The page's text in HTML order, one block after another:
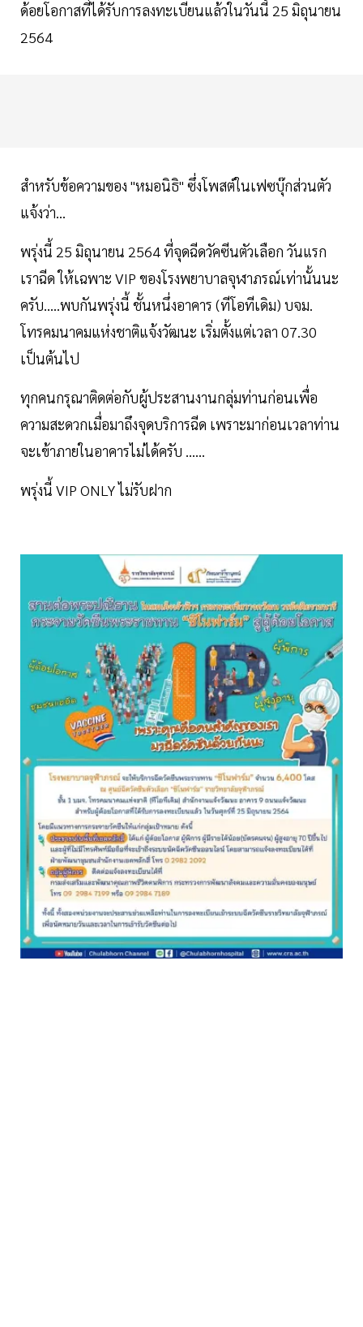
ด้อยโอกาสที่ได้รับการลงทะเบียนแล้วในวันนี้ 25 มิถุนายน
2564
สำหรับข้อความของ "หมอนิธิ" ซึ่งโพสต์ในเฟซบุ๊กส่วนตัว
แจ้งว่า...
พรุ่งนี้ 25 มิถุนายน 2564 ที่จุดฉีดวัคซีนตัวเลือก วันแรก
เราฉีด ให้เฉพาะ VIP ของโรงพยาบาลจุฬาภรณ์เท่านั้นนะ
ครับ…..พบกันพรุ่งนี้ ชั้นหนึ่งอาคาร (ทีโอทีเดิม) บจม.
โทรคมนาคมแห่งชาติแจ้งวัฒนะ เริ่มตั้งแต่เวลา 07.30
เป็นต้นไป
ทุกคนกรุณาติดต่อกับผู้ประสานงานกลุ่มท่านก่อนเพื่อ
ความสะดวกเมื่อมาถึงจุดบริการฉีด เพราะมาก่อนเวลาท่าน
จะเข้าภายในอาคารไม่ได้ครับ ……
พรุ่งนี้ VIP ONLY ไม่รับฝาก